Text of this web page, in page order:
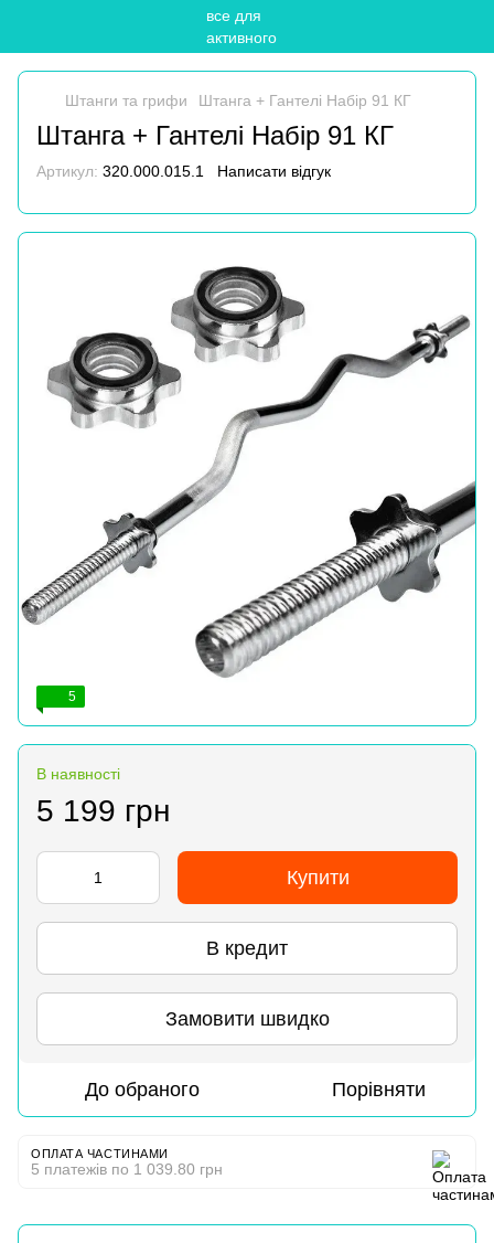
Штанги та грифи Штанга + Гантелі Набір 91 КГ
Штанга + Гантелі Набір 91 КГ
Артикул: 320.000.015.1 Написати відгук
5
В наявності
5 199 грн
Купити
В кредит
Замовити швидко
До обраного Порівняти
ОПЛАТА ЧАСТИНАМИ
5 платежів по 1 039.80 грн